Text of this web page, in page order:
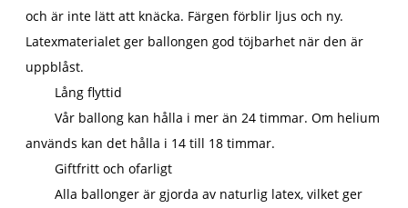
och är inte lätt att knäcka. Färgen förblir ljus och ny.
Latexmaterialet ger ballongen god töjbarhet när den är
uppblåst.
Lång flyttid
Vår ballong kan hålla i mer än 24 timmar. Om helium
används kan det hålla i 14 till 18 timmar.
Giftfritt och ofarligt
Alla ballonger är gjorda av naturlig latex, vilket ger